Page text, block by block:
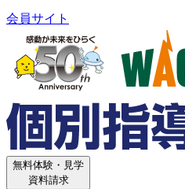
会員サイト
無料体験・見学
資料請求